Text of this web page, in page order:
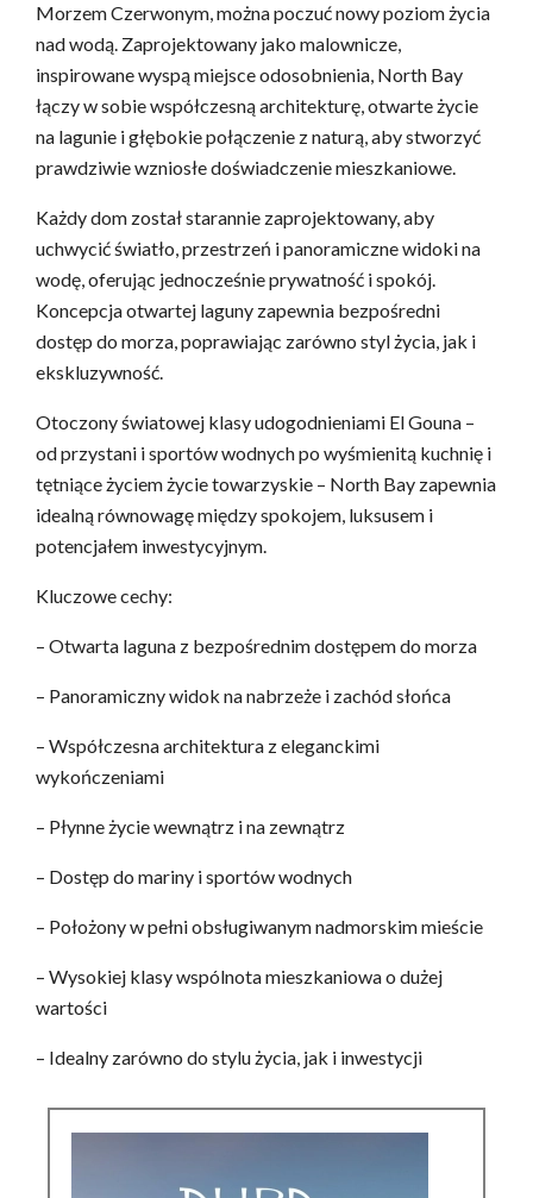
Morzem Czerwonym, można poczuć nowy poziom życia
nad wodą. Zaprojektowany jako malownicze,
inspirowane wyspą miejsce odosobnienia, North Bay
łączy w sobie współczesną architekturę, otwarte życie
na lagunie i głębokie połączenie z naturą, aby stworzyć
prawdziwie wzniosłe doświadczenie mieszkaniowe.
Każdy dom został starannie zaprojektowany, aby
uchwycić światło, przestrzeń i panoramiczne widoki na
wodę, oferując jednocześnie prywatność i spokój.
Koncepcja otwartej laguny zapewnia bezpośredni
dostęp do morza, poprawiając zarówno styl życia, jak i
ekskluzywność.
Otoczony światowej klasy udogodnieniami El Gouna –
od przystani i sportów wodnych po wyśmienitą kuchnię i
tętniące życiem życie towarzyskie – North Bay zapewnia
idealną równowagę między spokojem, luksusem i
potencjałem inwestycyjnym.
Kluczowe cechy:
– Otwarta laguna z bezpośrednim dostępem do morza
– Panoramiczny widok na nabrzeże i zachód słońca
– Współczesna architektura z eleganckimi
wykończeniami
– Płynne życie wewnątrz i na zewnątrz
– Dostęp do mariny i sportów wodnych
– Położony w pełni obsługiwanym nadmorskim mieście
– Wysokiej klasy wspólnota mieszkaniowa o dużej
wartości
– Idealny zarówno do stylu życia, jak i inwestycji